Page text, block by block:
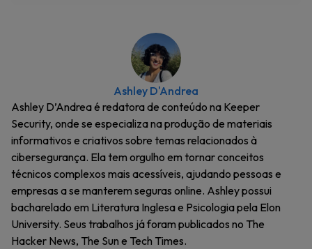
Ashley D'Andrea
Ashley D’Andrea é redatora de conteúdo na Keeper
Security, onde se especializa na produção de materiais
informativos e criativos sobre temas relacionados à
cibersegurança. Ela tem orgulho em tornar conceitos
técnicos complexos mais acessíveis, ajudando pessoas e
empresas a se manterem seguras online. Ashley possui
bacharelado em Literatura Inglesa e Psicologia pela Elon
University. Seus trabalhos já foram publicados no The
Hacker News, The Sun e Tech Times.